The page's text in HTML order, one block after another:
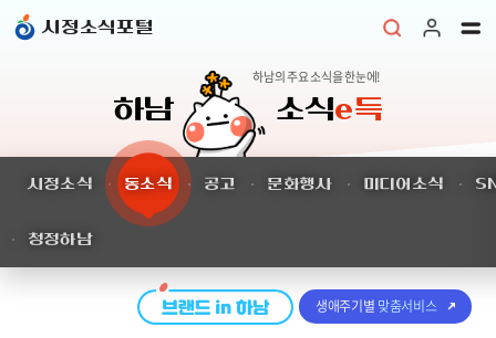
시정소식포털
하남 소식e득
하남의 주요 소식을 한눈에!
시정소식 동소식 공고 문화행사 미디어소식
청정하남
생애주기별 맞춤서비스